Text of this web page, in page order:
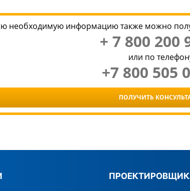
необходимую информацию также можно
+ 7 800 200
или по
+7 800 505
ПОЛУЧИТЬ